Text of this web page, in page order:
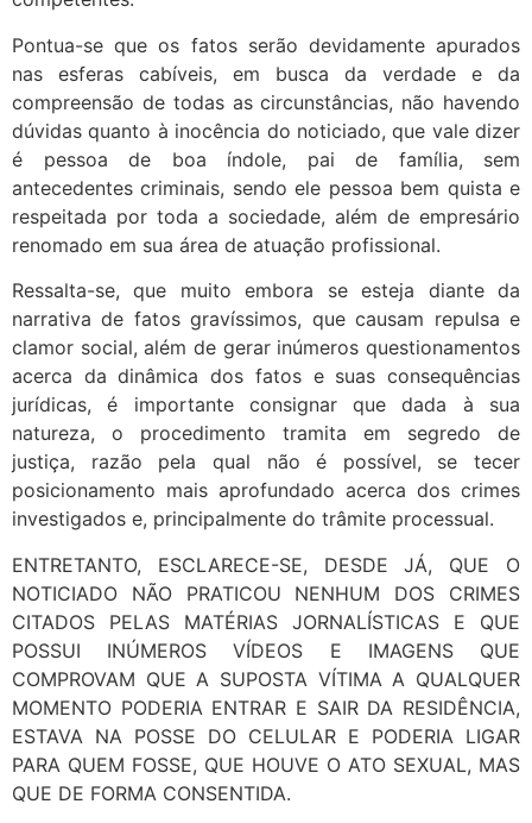
Pontua-se que os fatos serão devidamente apurados
nas esferas cabíveis, em busca da verdade e da
compreensão de todas as circunstâncias, não havendo
dúvidas quanto à inocência do noticiado, que vale dizer
é pessoa de boa índole, pai de família, sem
antecedentes criminais, sendo ele pessoa bem quista e
respeitada por toda a sociedade, além de empresário
renomado em sua área de atuação profissional.
Ressalta-se, que muito embora se esteja diante da
narrativa de fatos gravíssimos, que causam repulsa e
clamor social, além de gerar inúmeros questionamentos
acerca da dinâmica dos fatos e suas consequências
jurídicas, é importante consignar que dada à sua
natureza, o procedimento tramita em segredo de
justiça, razão pela qual não é possível, se tecer
posicionamento mais aprofundado acerca dos crimes
investigados e, principalmente do trâmite processual.
ENTRETANTO, ESCLARECE-SE, DESDE JÁ, QUE O
NOTICIADO NÃO PRATICOU NENHUM DOS CRIMES
CITADOS PELAS MATÉRIAS JORNALÍSTICAS E QUE
POSSUI INÚMEROS VÍDEOS E IMAGENS QUE
COMPROVAM QUE A SUPOSTA VÍTIMA A QUALQUER
MOMENTO PODERIA ENTRAR E SAIR DA RESIDÊNCIA,
ESTAVA NA POSSE DO CELULAR E PODERIA LIGAR
PARA QUEM FOSSE, QUE HOUVE O ATO SEXUAL, MAS
QUE DE FORMA CONSENTIDA.